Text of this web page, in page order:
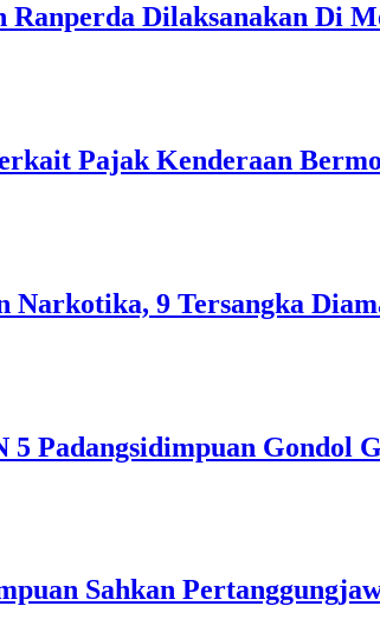
Dilaksanakan Di
Pajak Kenderaan
Narkotika, 9 Tersangka
Padangsidimpuan Gondol
Sahkan